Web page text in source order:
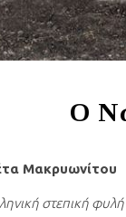
Ο
Μακρυωνίτου
στεπική